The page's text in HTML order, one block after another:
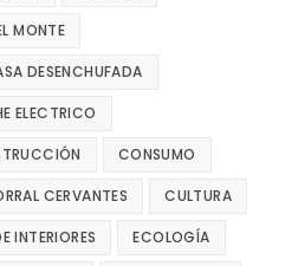
MONTE
DESENCHUFADA
ELECTRICO
CONSUMO
CERVANTES CULTURA
INTERIORES ECOLOGÍA